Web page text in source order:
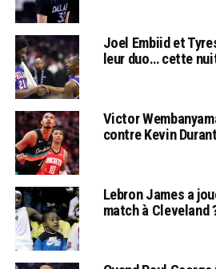
Joel Embiid et
leur duo… cette
Victor
contre Kevin Durant
Lebron James a
match à Cleveland